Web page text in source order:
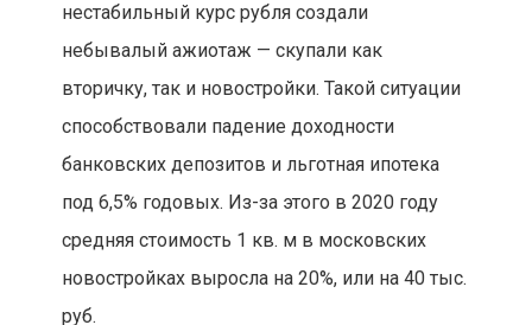
нестабильный курс рубля создали
небывалый ажиотаж — скупали как
вторичку, так и новостройки. Такой ситуации
способствовали падение доходности
банковских депозитов и льготная ипотека
под 6,5% годовых. Из-за этого в 2020 году
средняя стоимость 1 кв. м в московских
новостройках выросла на 20%, или на 40 тыс.
руб.